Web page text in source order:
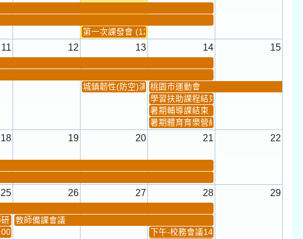
第一次課發會 (12:30~)
11 12 13 14 15
城鎮韌性(防空)演習桃園市運動會
學習扶助課程結束
暑期輔導課結束
暑期體育育樂營結束
18 19 20 21 22
25 26 27 28 29
研習教師備課會議
下午-校務會議14:00-16...